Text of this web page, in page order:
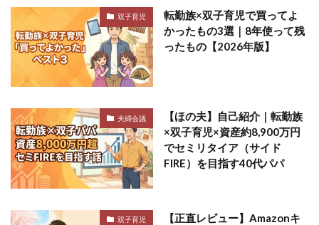
双子育児
転勤族×双子育児で買ってよ
かったもの3選｜8年使って残
ったもの【2026年版】
夫婦会議
【ほの夫】自己紹介｜転勤族
×双子育児×資産約8,900万円
でセミリタイア（サイド
FIRE）を目指す40代パパ
双子育児
【正直レビュー】Amazonキ